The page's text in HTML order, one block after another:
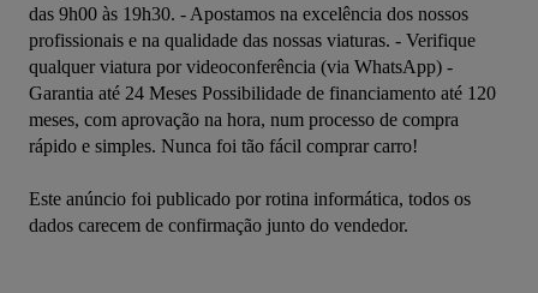
das 9h00 às 19h30. - Apostamos na excelência dos nossos
profissionais e na qualidade das nossas viaturas. - Verifique
qualquer viatura por videoconferência (via WhatsApp) -
Garantia até 24 Meses Possibilidade de financiamento até 120
meses, com aprovação na hora, num processo de compra
Este anúncio foi publicado por rotina informática, todos os